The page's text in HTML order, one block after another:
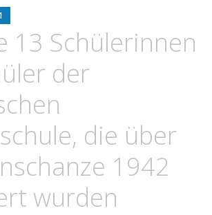
13 Schülerinnen
der
die über
1942
wurden